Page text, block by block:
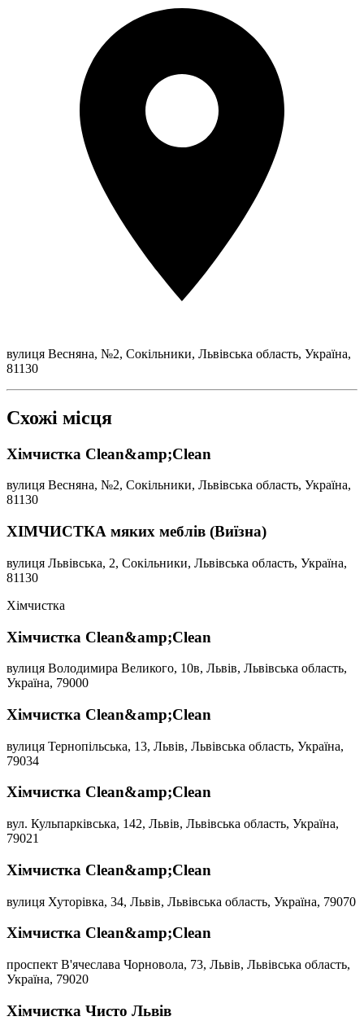
вулиця Весняна, №2, Сокільники, Львівська область, Україна,
81130
Схожі місця
Хімчистка Clean&amp;Clean
вулиця Весняна, №2, Сокільники, Львівська область, Україна,
81130
ХІМЧИСТКА мяких меблів (Виїзна)
вулиця Львівська, 2, Сокільники, Львівська область, Україна,
81130
Хімчистка
Хімчистка Clean&amp;Clean
вулиця Володимира Великого, 10в, Львів, Львівська область,
Україна, 79000
Хімчистка Clean&amp;Clean
вулиця Тернопільська, 13, Львів, Львівська область, Україна,
79034
Хімчистка Clean&amp;Clean
вул. Кульпарківська, 142, Львів, Львівська область, Україна,
79021
Хімчистка Clean&amp;Clean
вулиця Хуторівка, 34, Львів, Львівська область, Україна, 79070
Хімчистка Clean&amp;Clean
проспект В'ячеслава Чорновола, 73, Львів, Львівська область,
Україна, 79020
Хімчистка Чисто Львів